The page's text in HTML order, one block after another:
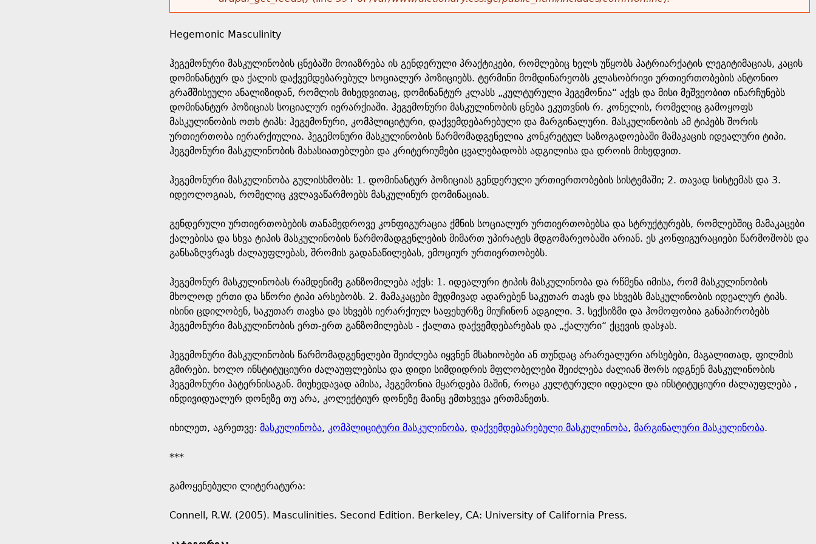
r
s
e
h
e
r
e
o
r
m
e
s
s
g
Hegemonic Masculinity
ჰეგემონური მასკულინობის ცნებაში მოიაზრება ის გენდერული პრაქტიკები, რომლებიც ხელს უწყობს პატრიარქატის ლეგიტიმაციას, კაცის
დომინანტურ და ქალის დაქვემდებარებულ სოციალურ პოზიციებს. ტერმინი მომდინარეობს კლასობრივი ურთიერთობების ანტონიო
გრამშისეული ანალიზიდან, რომლის მიხედვითაც, დომინანტურ კლასს „კულტურული ჰეგემონია“ აქვს და მისი მეშვეობით ინარჩუნებს
დომინანტურ პოზიციას სოციალურ იერარქიაში. ჰეგემონური მასკულინობის ცნება ეკუთვნის რ. კონელის, რომელიც გამოყოფს
მასკულინობის ოთხ ტიპს: ჰეგემონური, კომპლიციტური, დაქვემდებარებული და მარგინალური. მასკულინობის ამ ტიპებს შორის
ურთიერთობა იერარქიულია. ჰეგემონური მასკულინობის წარმომადგენელია კონკრეტულ საზოგადოებაში მამაკაცის იდეალური ტიპი.
ჰეგემონური მასკულინობის მახასიათებლები და კრიტერიუმები ცვალებადობს ადგილისა და დროის მიხედვით.
ჰეგემონური მასკულინობა გულისხმობს: 1. დომინანტურ პოზიციას გენდერული ურთიერთობების სისტემაში; 2. თავად სისტემას და 3.
იდეოლოგიას, რომელიც კვლავაწარმოებს მასკულინურ დომინაციას.
გენდერული ურთიერთობების თანამედროვე კონფიგურაცია ქმნის სოციალურ ურთიერთობებსა და სტრუქტურებს, რომლებშიც მამაკაცები
ქალებისა და სხვა ტიპის მასკულინობის წარმომადგენლების მიმართ უპირატეს მდგომარეობაში არიან. ეს კონფიგურაციები წარმოშობს და
განსაზღვრავს ძალაუფლებას, შრომის გადანაწილებას, ემოციურ ურთიერთობებს.
ჰეგემონურ მასკულინობას რამდენიმე განზომილება აქვს: 1. იდეალური ტიპის მასკულინობა და რწმენა იმისა, რომ მასკულინობის
მხოლოდ ერთი და სწორი ტიპი არსებობს. 2. მამაკაცები მუდმივად ადარებენ საკუთარ თავს და სხვებს მასკულინობის იდეალურ ტიპს.
ისინი ცდილობენ, საკუთარ თავსა და სხვებს იერარქიულ საფეხურზე მიუჩინონ ადგილი. 3. სექსიზმი და ჰომოფობია განაპირობებს
ჰეგემონური მასკულინობის ერთ-ერთ განზომილებას - ქალთა დაქვემდებარებას და „ქალური“ ქცევის დასჯას.
ჰეგემონური მასკულინობის წარმომადგენელები შეიძლება იყვნენ მსახიობები ან თუნდაც არარეალური არსებები, მაგალითად, ფილმის
გმირები. ხოლო ინსტიტუციური ძალაუფლებისა და დიდი სიმდიდრის მფლობელები შეიძლება ძალიან შორს იდგნენ მასკულინობის
ჰეგემონური პატერნისაგან. მიუხედავად ამისა, ჰეგემონია მყარდება მაშინ, როცა კულტურული იდეალი და ინსტიტუციური ძალაუფლება ,
ინდივიდუალურ დონეზე თუ არა, კოლექტიურ დონეზე მაინც ემთხვევა ერთმანეთს.
იხილეთ, აგრეთვე: მასკულინობა, კომპლიციტური მასკულინობა, დაქვემდებარებული მასკულინობა, მარგინალური მასკულინობა.
***
გამოყენებული ლიტერატურა:
Connell, R.W. (2005). Masculinities. Second Edition. Berkeley, CA: University of California Press.